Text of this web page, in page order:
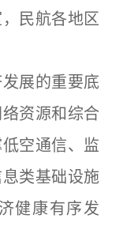
民航各地区
展的重要底
资源和综合
空通信、监
类基础设施
健康有序发